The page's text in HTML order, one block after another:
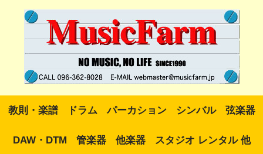
教則・楽譜 ドラム パーカション シンバル 弦楽器
DAW・DTM 管楽器 他楽器 スタジオ レンタル 他